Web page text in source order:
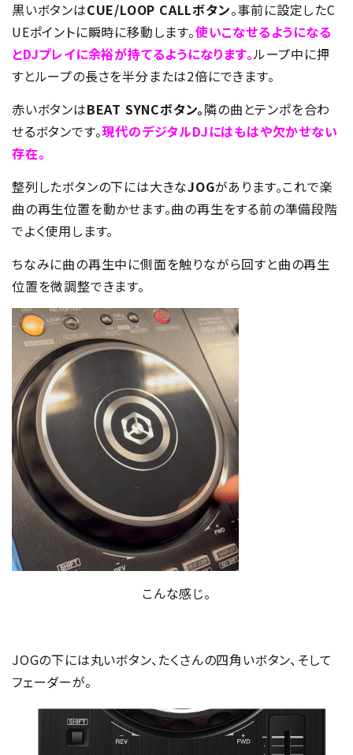
黒いボタンはCUE/LOOP CALLボタン。事前に設定したC
UEポイントに瞬時に移動します。使いこなせるようになる
とDJプレイに余裕が持てるようになります。ループ中に押
すとループの長さを半分または2倍にできます。
赤いボタンはBEAT SYNCボタン。隣の曲とテンポを合わ
せるボタンです。現代のデジタルDJにはもはや欠かせない
存在。
整列したボタンの下には大きなJOGがあります。これで楽
曲の再生位置を動かせます。曲の再生をする前の準備段階
でよく使用します。
ちなみに曲の再生中に側面を触りながら回すと曲の再生
位置を微調整できます。
こんな感じ。
JOGの下には丸いボタン、たくさんの四角いボタン、そして
フェーダーが。